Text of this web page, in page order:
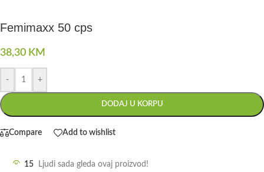
Femimaxx 50 cps
38,30 KM
- +
DODAJ U KORPU
Compare Add to wishlist
15 Ljudi sada gleda ovaj proizvod!